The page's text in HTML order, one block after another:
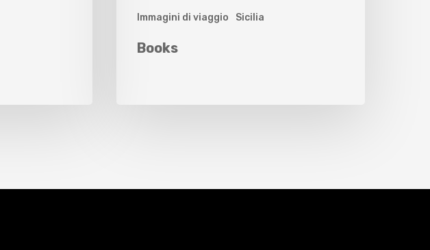
Immagini di viaggio Sicilia
Books